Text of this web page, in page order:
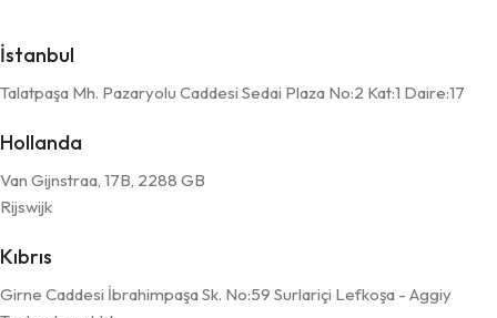
İstanbul
Talatpaşa Mh. Pazaryolu Caddesi Sedai Plaza No:2 Kat:1 Daire:17
Hollanda
Van Gijnstraa, 17B, 2288 GB
Rijswijk
Kıbrıs
Girne Caddesi İbrahimpaşa Sk. No:59 Surlariçi Lefkoşa - Aggiy